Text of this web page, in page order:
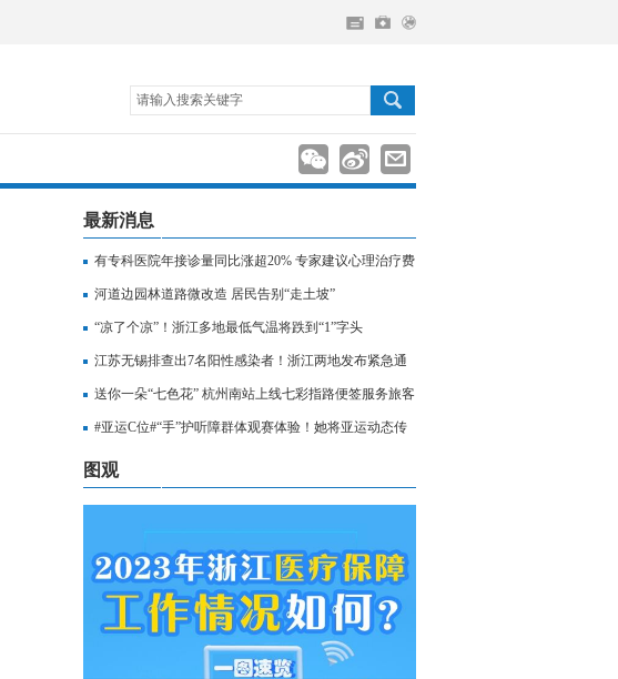
请输入搜索关键字
最新消息
有专科医院年接诊量同比涨超20% 专家建议心理治疗费
用纳入医保
河道边园林道路微改造 居民告别“走土坡”
“凉了个凉”！浙江多地最低气温将跌到“1”字头
江苏无锡排查出7名阳性感染者！浙江两地发布紧急通
知，相关人员请立即报备
送你一朵“七色花” 杭州南站上线七彩指路便签服务旅客
出行
#亚运C位#“手”护听障群体观赛体验！她将亚运动态传
至无声世界
图观